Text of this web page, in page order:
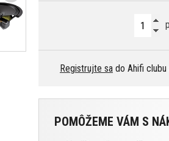
Registrujte sa do Ahifi
POMÔŽEME VÁM S